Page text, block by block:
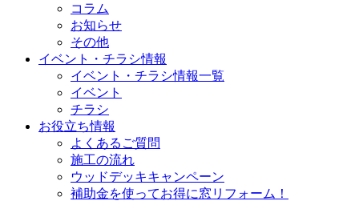
コラム
お知らせ
その他
イベント・チラシ情報
イベント・チラシ情報一覧
イベント
チラシ
お役立ち情報
よくあるご質問
施工の流れ
ウッドデッキキャンペーン
補助金を使ってお得に窓リフォーム！